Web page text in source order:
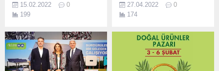
yeni araçlarla
kolaylaştırıyor.
15.02.2022
0
199
uygulayan hem de
gelişmesi yönünde büyük
fonlama platformu
fonbulucu’nun çatı şirketi
Global Kitle Fonlama
Platformu A.
27.04.2022
0
174